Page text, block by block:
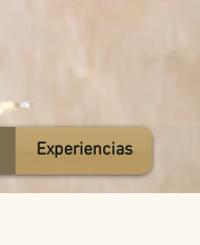
Experiencias